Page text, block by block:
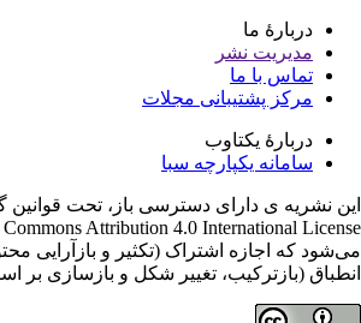
دربارۀ ما
مدیریت نشر
تماس با ما
مرکز پشتیبانی مجلات
دربارۀ یکتاوب
سامانه یکپارچه سبا
نشریه ی دارای دسترسی باز، تحت قوانین
که اجازه اشتراک (تکثیر و بازآرایی
(بازترکیب، تغییر شکل و بازسازی بر